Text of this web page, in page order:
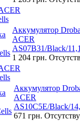
Аккумулятор
ACER
AS07B31/Black/
1 204 грн.
Аккумулятор
ACER
AS10C5E/Black/
671 грн.